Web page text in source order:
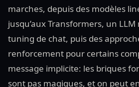
marches, depuis des modèles
jusqu’aux Transformers, un
tuning de chat, puis des
renforcement pour certains
message implicite: les briques
sont pas magiques, et on peut